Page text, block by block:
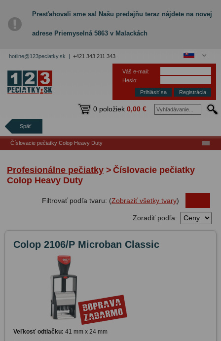
Presťahovali sme sa! Našu predajňu teraz nájdete na novej
adrese Priemyselná 5863 v Malackách
hotline@123peciatky.sk | +421 343 211 343
Váš e-mail:
Heslo:
Registrácia
0 položiek 0,00 €
Späť
Číslovacie pečiatky Colop Heavy Duty
Profesionálne pečiatky> Číslovacie pečiatky
Colop Heavy Duty
Filtrovať podľa tvaru: (Zobraziť všetky tvary)
Zoradiť podľa:
Colop 2106/P Microban Classic
Veľkosť odtlačku: 41 mm x 24 mm